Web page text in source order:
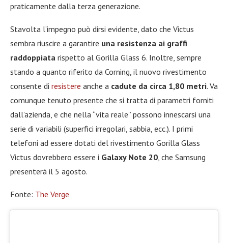
praticamente dalla terza generazione.
Stavolta l’impegno può dirsi evidente, dato che Victus
sembra riuscire a garantire una resistenza ai graffi
raddoppiata rispetto al Gorilla Glass 6. Inoltre, sempre
stando a quanto riferito da Corning, il nuovo rivestimento
consente di resistere anche a cadute da circa 1,80 metri. Va
comunque tenuto presente che si tratta di parametri forniti
dall’azienda, e che nella “vita reale” possono innescarsi una
serie di variabili (superfici irregolari, sabbia, ecc.). I primi
telefoni ad essere dotati del rivestimento Gorilla Glass
Victus dovrebbero essere i Galaxy Note 20 , che Samsung
presenterà il 5 agosto.
Fonte: The Verge